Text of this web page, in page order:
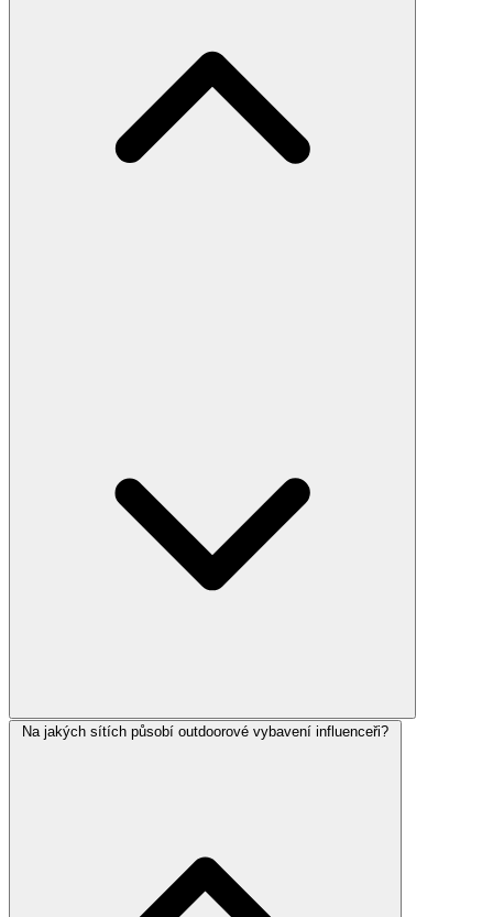
Na jakých sítích působí outdoorové vybavení influenceři?